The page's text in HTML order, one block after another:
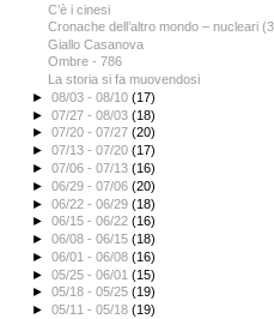
C’è i cinesi
Cronache dell’altro mondo – nucleari
Giallo Casanova
Ombre - 786
La storia si fa muovendosi
►08/03 - 08/10(17)
►07/27 - 08/03(18)
►07/20 - 07/27(20)
►07/13 - 07/20(17)
►07/06 - 07/13(16)
►06/29 - 07/06(20)
►06/22 - 06/29(18)
►06/15 - 06/22(16)
►06/08 - 06/15(18)
►06/01 - 06/08(16)
►05/25 - 06/01(15)
►05/18 - 05/25(19)
►05/11 - 05/18(19)